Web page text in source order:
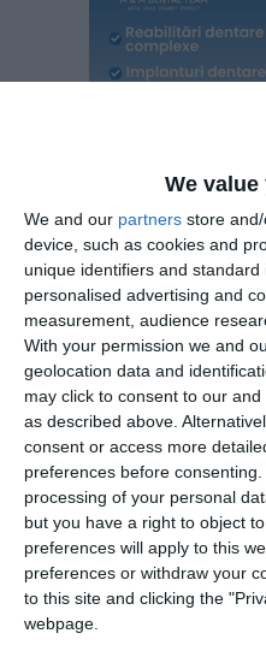
We
We and our partners store
device, such as cookies and
unique identifiers and
personalised advertising and
measurement, audience
With your permission we and
geolocation data and
may click to consent to our
as described above.
consent or access more
preferences before consenting.
processing of your personal
but you have a right to object
preferences will apply to this
preferences or withdraw your
to this site and clicking the
webpage.
PRECIZĂRI:
Legea 190 din 2018, la
activitatea jurnalistică este
prevederi ale
un echilibru între
datelor cu caracter
Informațiile din prezentul
sunt obținute din surse